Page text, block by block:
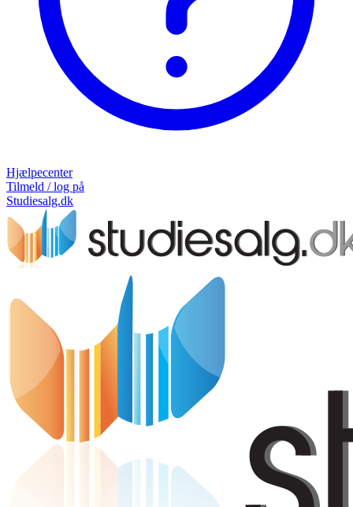
Hjælpecenter
Tilmeld / log på
Studiesalg.dk